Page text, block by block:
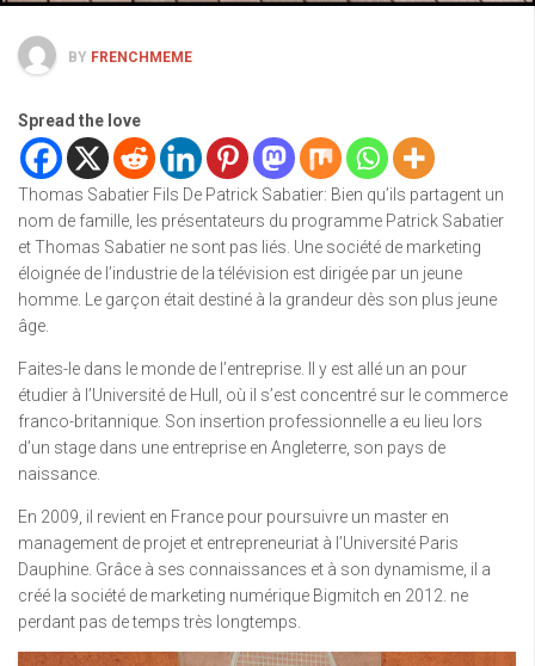
BY FRENCHMEME
Spread the love
Thomas Sabatier Fils De Patrick Sabatier: Bien qu’ils partagent un
nom de famille, les présentateurs du programme Patrick Sabatier
et Thomas Sabatier ne sont pas liés. Une société de marketing
éloignée de l’industrie de la télévision est dirigée par un jeune
homme. Le garçon était destiné à la grandeur dès son plus jeune
âge.
Faites-le dans le monde de l’entreprise. Il y est allé un an pour
étudier à l’Université de Hull, où il s’est concentré sur le commerce
franco-britannique. Son insertion professionnelle a eu lieu lors
d’un stage dans une entreprise en Angleterre, son pays de
naissance.
En 2009, il revient en France pour poursuivre un master en
management de projet et entrepreneuriat à l’Université Paris
Dauphine. Grâce à ses connaissances et à son dynamisme, il a
créé la société de marketing numérique Bigmitch en 2012. ne
perdant pas de temps très longtemps.